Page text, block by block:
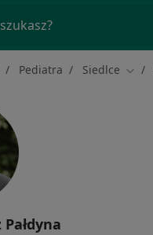
Pediatra Siedlce